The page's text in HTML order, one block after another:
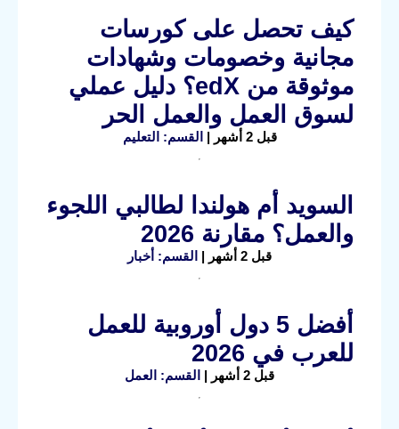
كيف تحصل على كورسات
مجانية وخصومات وشهادات
موثوقة من edX؟ دليل عملي
لسوق العمل والعمل الحر
قبل 2 أشهر | القسم: التعليم
السويد أم هولندا لطالبي اللجوء
والعمل؟ مقارنة 2026
قبل 2 أشهر | القسم: أخبار
أفضل 5 دول أوروبية للعمل
للعرب في 2026
قبل 2 أشهر | القسم: العمل